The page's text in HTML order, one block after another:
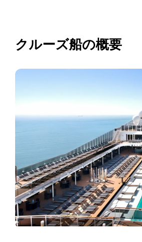
クルーズ船の概要